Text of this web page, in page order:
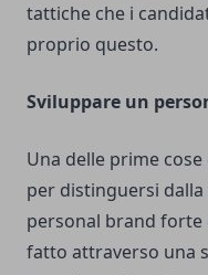
tattiche che i
proprio questo.
Sviluppare un
Una delle prime
per distinguersi
personal brand forte
fatto attraverso una